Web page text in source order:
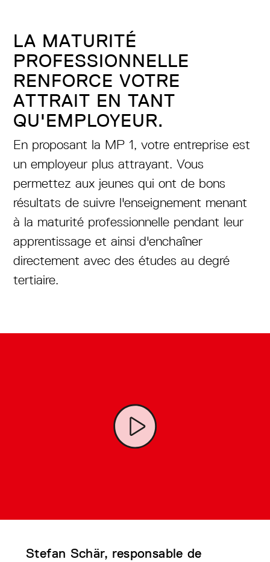
LA MATURITÉ
PROFESSIONNELLE
RENFORCE VOTRE
ATTRAIT EN TANT
QU'EMPLOYEUR.
En proposant la MP 1, votre entreprise est
un employeur plus attrayant. Vous
permettez aux jeunes qui ont de bons
résultats de suivre l'enseignement menant
à la maturité professionnelle pendant leur
apprentissage et ainsi d'enchaîner
directement avec des études au degré
tertiaire.
Stefan Schär, responsable de